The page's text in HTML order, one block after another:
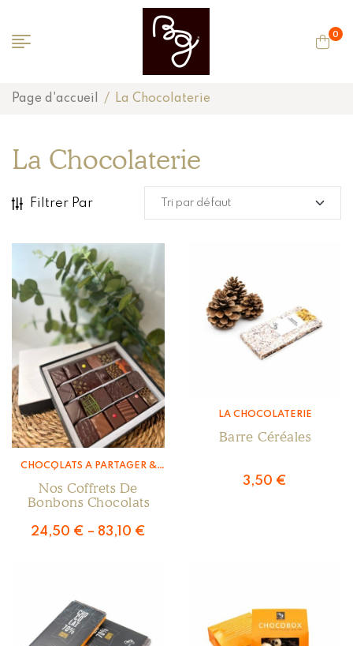
0
Page d'accueil / La Chocolaterie
La Chocolaterie
Filtrer Par
CHOCOLATS À PARTAGER &
Nos Coffrets De
Bonbons Chocolats
24,50 € – 83,10 €
LA CHOCOLATERIE
Barre Céréales
3,50 €